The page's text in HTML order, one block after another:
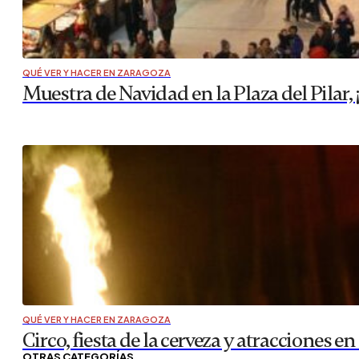
QUÉ VER Y HACER EN ZARAGOZA
Muestra de Navidad en la Plaza del Pilar,
QUÉ VER Y HACER EN ZARAGOZA
Circo, fiesta de la cerveza y atracciones